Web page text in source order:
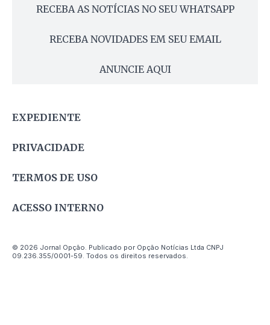
RECEBA AS NOTÍCIAS NO SEU WHATSAPP
RECEBA NOVIDADES EM SEU EMAIL
ANUNCIE AQUI
EXPEDIENTE
PRIVACIDADE
TERMOS DE USO
ACESSO INTERNO
© 2026 Jornal Opção. Publicado por Opção Notícias Ltda CNPJ
09.236.355/0001-59. Todos os direitos reservados.